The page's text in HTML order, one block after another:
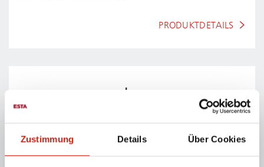
Zustimmung Details Über Cookies
PRODUKTDETAILS